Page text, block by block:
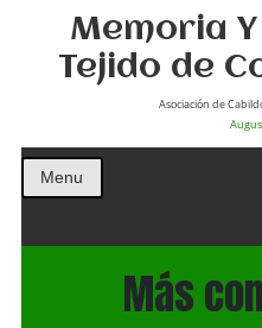
Memoria
Tejido de
Asociación de
Menu
Más